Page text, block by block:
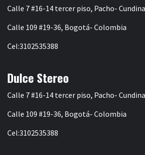
Calle 7 #16-14 tercer piso, Pacho-
Calle 109 #19-36, Bogotá- Colombia
Cel:3102535388
Dulce Stereo
Calle 7 #16-14 tercer piso, Pacho-
Calle 109 #19-36, Bogotá- Colombia
Cel:3102535388